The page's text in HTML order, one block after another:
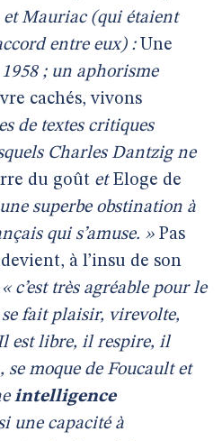
Mauriac (qui étaient
entre eux) : Une
; un aphorisme
cachés, vivons
de textes critiques
Charles Dantzig ne
du goût et Eloge de
superbe obstination à
qui s’amuse. »Pas
à l’insu de son
« c’est très agréable pour le
fait plaisir, virevolte,
est libre, il respire, il
, se moque de Foucault et
intelligence
une capacité à